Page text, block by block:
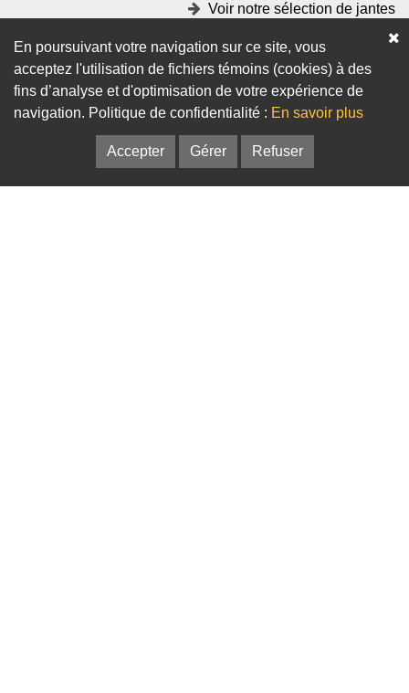
Voir notre sélection de jantes
Accessoires
Adaptateurs Bagues de centrage
En poursuivant votre navigation sur ce site, vous
acceptez l'utilisation de fichiers témoins (cookies) à des
fins d’analyse et d'optimisation de votre expérience de
navigation. Politique de confidentialité : En savoir plus
Accepter Gérer Refuser